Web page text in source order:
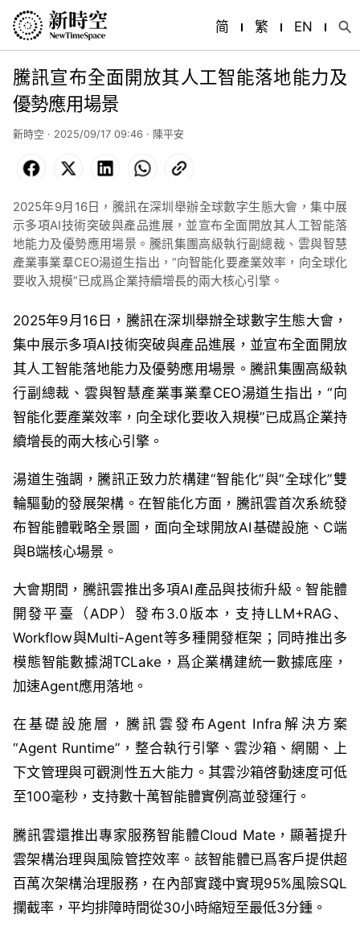
简 繁 EN
騰訊宣布全面開放其人工智能落地能力及
優勢應用場景
新時空 · 2025/09/17 09:46 · 陳平安
Facebook LinkedIn WhatsApp
2025年9月16日，騰訊在深圳舉辦全球數字生態大會，集中展
示多項AI技術突破與產品進展，並宣布全面開放其人工智能落
地能力及優勢應用場景。騰訊集團高級執行副總裁、雲與智慧
產業事業羣CEO湯道生指出，“向智能化要產業效率，向全球化
要收入規模”已成爲企業持續增長的兩大核心引擎。
2025年9月16日，騰訊在深圳舉辦全球數字生態大會，
集中展示多項AI技術突破與產品進展，並宣布全面開放
其人工智能落地能力及優勢應用場景。騰訊集團高級執
行副總裁、雲與智慧產業事業羣CEO湯道生指出，“向
智能化要產業效率，向全球化要收入規模”已成爲企業持
續增長的兩大核心引擎。
湯道生強調，騰訊正致力於構建“智能化”與“全球化”雙
輪驅動的發展架構。在智能化方面，騰訊雲首次系統發
布智能體戰略全景圖，面向全球開放AI基礎設施、 C端
與B端核心場景。
大會期間，騰訊雲推出多項AI產品與技術升級。智能體
開發平臺（ADP）發布3.0版本，支持LLM+RAG、
Workflow與Multi-Agent等多種開發框架；同時推出多
模態智能數據湖TCLake ，爲企業構建統一數據底座，
加速Agent應用落地。
在基礎設施層，騰訊雲發布Agent Infra解決方案
“Agent Runtime” ，整合執行引擎、雲沙箱、網關、上
下文管理與可觀測性五大能力。其雲沙箱啓動速度可低
至100毫秒，支持數十萬智能體實例高並發運行。
騰訊雲還推出專家服務智能體Cloud Mate ，顯著提升
雲架構治理與風險管控效率。該智能體已爲客戶提供超
百萬次架構治理服務，在內部實踐中實現95%風險SQL
攔截率，平均排障時間從30小時縮短至最低3分鍾。